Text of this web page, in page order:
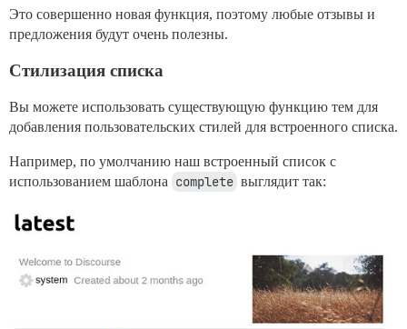
Это совершенно новая функция, поэтому любые отзывы и
предложения будут очень полезны.
Стилизация списка
Вы можете использовать существующую функцию тем для
добавления пользовательских стилей для встроенного списка.
Например, по умолчанию наш встроенный список с
использованием шаблона complete выглядит так: